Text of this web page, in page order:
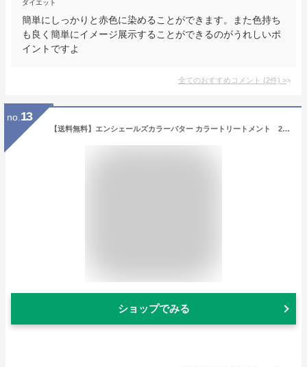
ダイエット
簡単にしっかりと赤色に染めることができます。また色持ち
も良く簡単にイメージ展示することができるのがうれしいポ
イントですよ
全てのおすすめコメント (2件) >
no. 13
【送料無料】エンシェールズカラーバター カラートリートメント 200g リアルレッド
ショップでみる